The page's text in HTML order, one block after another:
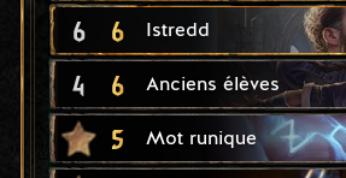
6 6 Istredd
4 6 Anciens élèves
5 Mot runique